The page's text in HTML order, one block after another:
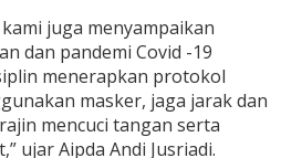
juga menyampaikan
dan pandemi Covid -19
menerapkan protokol
masker, jaga jarak dan
mencuci tangan serta
ujar Aipda Andi Jusriadi.